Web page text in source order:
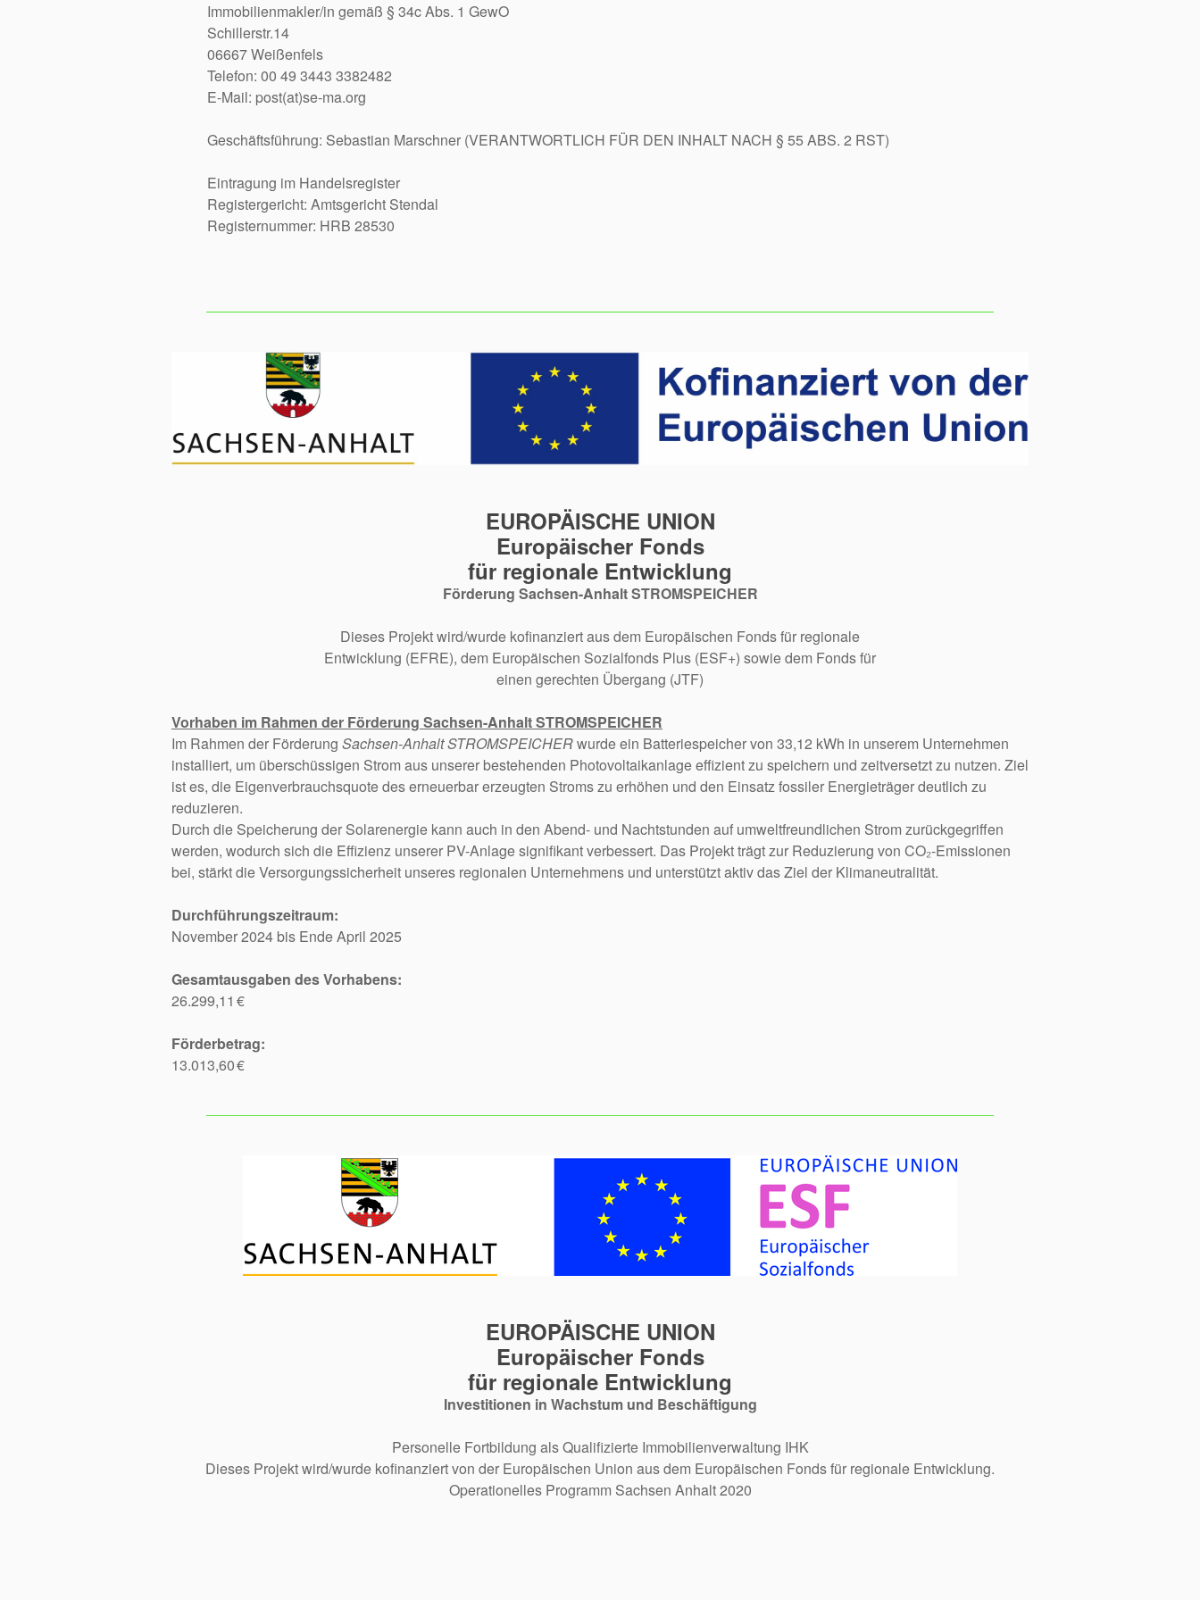
Immobilienmakler/in gemäß § 34c Abs. 1 GewO
Schillerstr.14
06667 Weißenfels
Telefon: 00 49 3443 3382482
E-Mail: post(at)se-ma.org
Geschäftsführung: Sebastian Marschner (VERANTWORTLICH FÜR DEN INHALT NACH § 55 ABS. 2 RST)
Eintragung im Handelsregister
Registergericht: Amtsgericht Stendal
Registernummer: HRB 28530
EUROPÄISCHE UNION
Europäischer Fonds
für regionale Entwicklung
Förderung Sachsen-Anhalt STROMSPEICHER
Dieses Projekt wird/wurde kofinanziert aus dem Europäischen Fonds für regionale
Entwicklung (EFRE), dem Europäischen Sozialfonds Plus (ESF+) sowie dem Fonds für
einen gerechten Übergang (JTF)
Vorhaben im Rahmen der Förderung Sachsen-Anhalt STROMSPEICHER
Im Rahmen der Förderung Sachsen-Anhalt STROMSPEICHERwurde ein Batteriespeicher von 33,12 kWh in unserem Unternehmen
installiert, um überschüssigen Strom aus unserer bestehenden Photovoltaikanlage effizient zu speichern und zeitversetzt zu nutzen. Ziel
ist es, die Eigenverbrauchsquote des erneuerbar erzeugten Stroms zu erhöhen und den Einsatz fossiler Energieträger deutlich zu
reduzieren.
Durch die Speicherung der Solarenergie kann auch in den Abend- und Nachtstunden auf umweltfreundlichen Strom zurückgegriffen
werden, wodurch sich die Effizienz unserer PV-Anlage signifikant verbessert. Das Projekt trägt zur Reduzierung von CO₂-Emissionen
bei, stärkt die Versorgungssicherheit unseres regionalen Unternehmens und unterstützt aktiv das Ziel der Klimaneutralität.
Durchführungszeitraum:
November 2024 bis Ende April 2025
Gesamtausgaben des Vorhabens:
26.299,11 €
Förderbetrag:
13.013,60 €
EUROPÄISCHE UNION
Europäischer Fonds
für regionale Entwicklung
Investitionen in Wachstum und Beschäftigung
Personelle Fortbildung als Qualifizierte Immobilienverwaltung IHK
Dieses Projekt wird/wurde kofinanziert von der Europäischen Union aus dem Europäischen Fonds für regionale Entwicklung.
Operationelles Programm Sachsen Anhalt 2020